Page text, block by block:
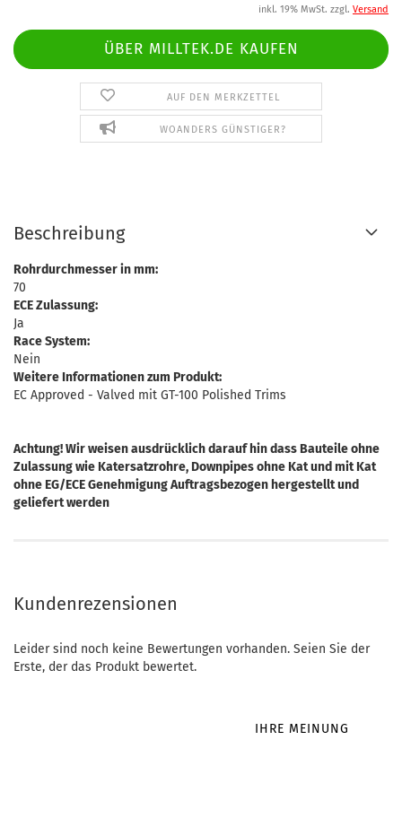
inkl. 19% MwSt. zzgl. Versand
ÜBER MILLTEK.DE KAUFEN
AUF DEN MERKZETTEL
WOANDERS GÜNSTIGER?
Beschreibung
Rohrdurchmesser in mm:
70
ECE Zulassung:
Ja
Race System:
Nein
Weitere Informationen zum Produkt:
EC Approved - Valved mit GT-100 Polished Trims
Achtung! Wir weisen ausdrücklich darauf hin dass Bauteile ohne
Zulassung wie Katersatzrohre, Downpipes ohne Kat und mit Kat
ohne EG/ECE Genehmigung Auftragsbezogen hergestellt und
geliefert werden
Kundenrezensionen
Leider sind noch keine Bewertungen vorhanden. Seien Sie der
Erste, der das Produkt bewertet.
IHRE MEINUNG